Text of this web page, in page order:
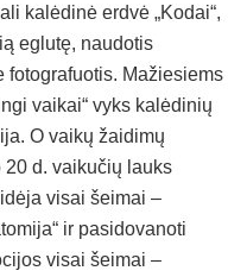
kalėdinė erdvė „Kodai“,
eglutę, naudotis
fotografuotis. Mažiesiems
vaikai“ vyks kalėdinių
O vaikų žaidimų
20 d. vaikučių lauks
visai šeimai –
ir pasidovanoti
visai šeimai –